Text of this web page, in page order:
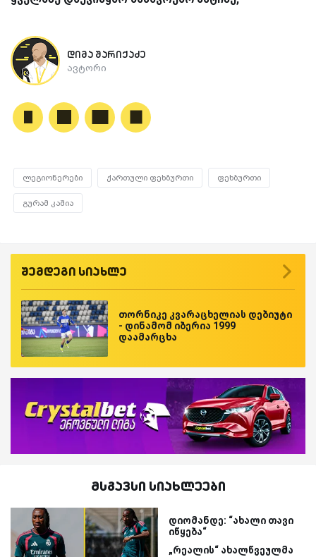
დიმა შარიქაძე
ავტორი
ლეგიონერები ქართული ფეხბურთი ფეხბურთი
გურამ კაშია
შემდეგი სიახლე
თორნიკე კვარაცხელიას დებიუტი
- დინამომ იბერია 1999
დაამარცხა
მსგავსი სიახლეები
დიომანდე: “ახალი თავი
იწყება“
„რეალის“ ახალწვეულმა